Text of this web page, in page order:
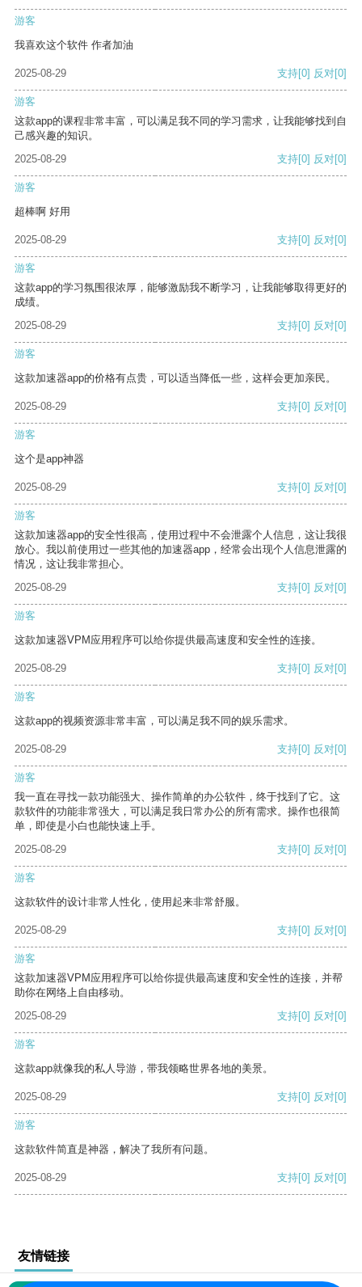
游客
我喜欢这个软件 作者加油
2025-08-29 支持[0] 反对[0]
游客
这款app的课程非常丰富，可以满足我不同的学习需求，让我能够找到自
己感兴趣的知识。
2025-08-29
支持[0] 反对[0]
游客
超棒啊 好用
2025-08-29 支持[0] 反对[0]
游客
这款app的学习氛围很浓厚，能够激励我不断学习，让我能够取得更好的
成绩。
2025-08-29
支持[0] 反对[0]
游客
这款加速器app的价格有点贵，可以适当降低一些，这样会更加亲民。
2025-08-29 支持[0] 反对[0]
游客
这个是app神器
2025-08-29 支持[0] 反对[0]
游客
这款加速器app的安全性很高，使用过程中不会泄露个人信息，这让我很
放心。我以前使用过一些其他的加速器app，经常会出现个人信息泄露的
情况，这让我非常担心。
2025-08-29
支持[0] 反对[0]
游客
这款加速器VPM应用程序可以给你提供最高速度和安全性的连接。
2025-08-29 支持[0] 反对[0]
游客
这款app的视频资源非常丰富，可以满足我不同的娱乐需求。
2025-08-29 支持[0] 反对[0]
游客
我一直在寻找一款功能强大、操作简单的办公软件，终于找到了它。这
款软件的功能非常强大，可以满足我日常办公的所有需求。操作也很简
单，即使是小白也能快速上手。
2025-08-29
支持[0] 反对[0]
游客
这款软件的设计非常人性化，使用起来非常舒服。
2025-08-29 支持[0] 反对[0]
游客
这款加速器VPM应用程序可以给你提供最高速度和安全性的连接，并帮
助你在网络上自由移动。
2025-08-29
支持[0] 反对[0]
游客
这款app就像我的私人导游，带我领略世界各地的美景。
2025-08-29 支持[0] 反对[0]
游客
这款软件简直是神器，解决了我所有问题。
2025-08-29 支持[0] 反对[0]
友情链接